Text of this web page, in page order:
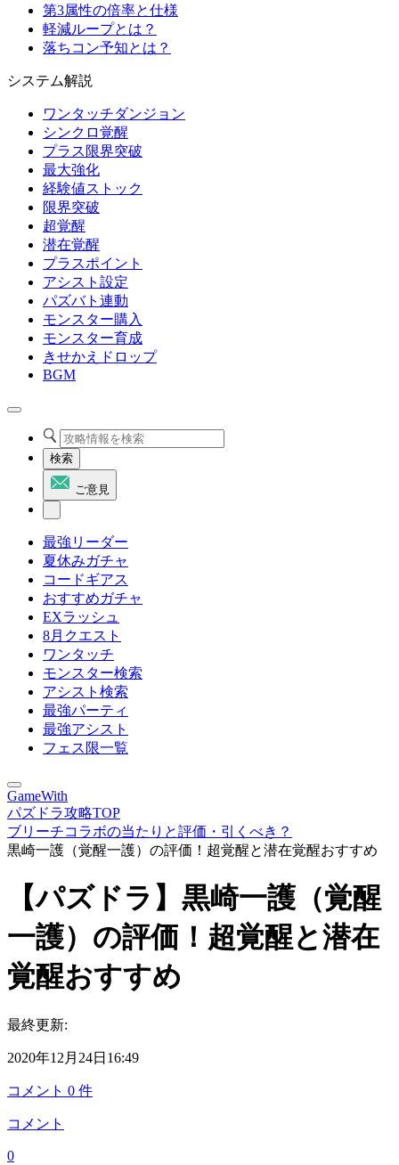
第3属性の倍率と仕様
軽減ループとは？
落ちコン予知とは？
システム解説
ワンタッチダンジョン
シンクロ覚醒
プラス限界突破
最大強化
経験値ストック
限界突破
超覚醒
潜在覚醒
プラスポイント
アシスト設定
パズバト連動
モンスター購入
モンスター育成
きせかえドロップ
BGM
検索
ご意見
最強リーダー
夏休みガチャ
コードギアス
おすすめガチャ
EXラッシュ
8月クエスト
ワンタッチ
モンスター検索
アシスト検索
最強パーティ
最強アシスト
フェス限一覧
GameWith
パズドラ攻略TOP
ブリーチコラボの当たりと評価・引くべき？
黒崎一護（覚醒一護）の評価！超覚醒と潜在覚醒おすすめ
【パズドラ】黒崎一護（覚醒
一護）の評価！超覚醒と潜在
覚醒おすすめ
最終更新:
2020年12月24日16:49
コメント 0 件
コメント
0